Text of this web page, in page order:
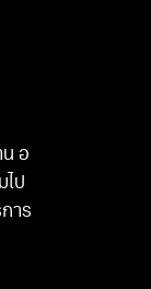
น อ
ไป
าร